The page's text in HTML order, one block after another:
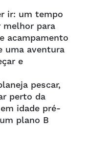
ir: um tempo
para
acampamento
uma aventura
e
pescar,
perto da
idade pré-
plano B